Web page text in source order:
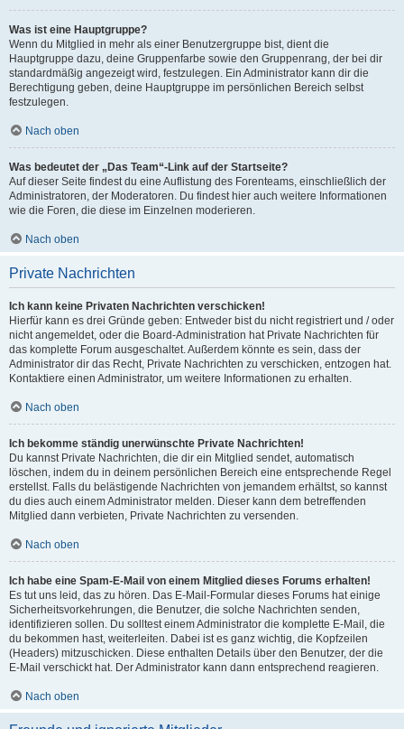
Was ist eine Hauptgruppe?
Wenn du Mitglied in mehr als einer Benutzergruppe bist, dient die
Hauptgruppe dazu, deine Gruppenfarbe sowie den Gruppenrang, der bei dir
standardmäßig angezeigt wird, festzulegen. Ein Administrator kann dir die
Berechtigung geben, deine Hauptgruppe im persönlichen Bereich selbst
festzulegen.
Nach oben
Was bedeutet der „Das Team“-Link auf der Startseite?
Auf dieser Seite findest du eine Auflistung des Forenteams, einschließlich der
Administratoren, der Moderatoren. Du findest hier auch weitere Informationen
wie die Foren, die diese im Einzelnen moderieren.
Nach oben
Private Nachrichten
Ich kann keine Privaten Nachrichten verschicken!
Hierfür kann es drei Gründe geben: Entweder bist du nicht registriert und / oder
nicht angemeldet, oder die Board-Administration hat Private Nachrichten für
das komplette Forum ausgeschaltet. Außerdem könnte es sein, dass der
Administrator dir das Recht, Private Nachrichten zu verschicken, entzogen hat.
Kontaktiere einen Administrator, um weitere Informationen zu erhalten.
Nach oben
Ich bekomme ständig unerwünschte Private Nachrichten!
Du kannst Private Nachrichten, die dir ein Mitglied sendet, automatisch
löschen, indem du in deinem persönlichen Bereich eine entsprechende Regel
erstellst. Falls du belästigende Nachrichten von jemandem erhältst, so kannst
du dies auch einem Administrator melden. Dieser kann dem betreffenden
Mitglied dann verbieten, Private Nachrichten zu versenden.
Nach oben
Ich habe eine Spam-E-Mail von einem Mitglied dieses Forums erhalten!
Es tut uns leid, das zu hören. Das E-Mail-Formular dieses Forums hat einige
Sicherheitsvorkehrungen, die Benutzer, die solche Nachrichten senden,
identifizieren sollen. Du solltest einem Administrator die komplette E-Mail, die
du bekommen hast, weiterleiten. Dabei ist es ganz wichtig, die Kopfzeilen
(Headers) mitzuschicken. Diese enthalten Details über den Benutzer, der die
E-Mail verschickt hat. Der Administrator kann dann entsprechend reagieren.
Nach oben